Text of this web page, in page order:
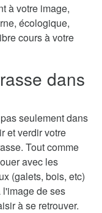
à votre image,
écologique,
cours à votre
dans
seulement dans
et verdir votre
Tout comme
avec les
(galets, bois, etc)
de ses
à se retrouver.